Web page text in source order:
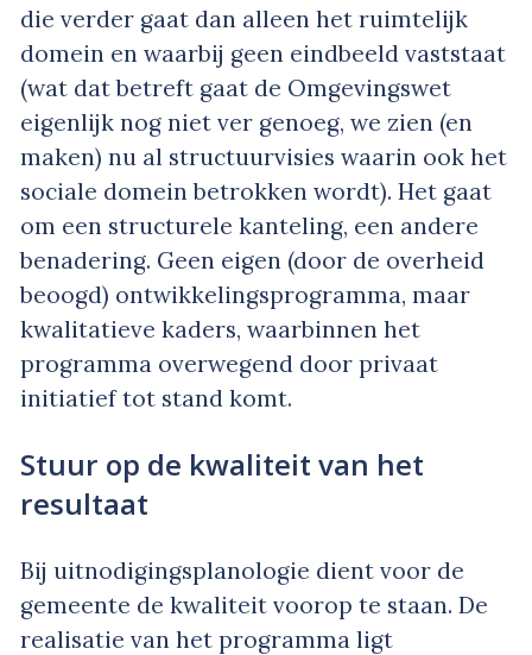
die verder gaat dan alleen het ruimtelijk
domein en waarbij geen eindbeeld vaststaat
(wat dat betreft gaat de Omgevingswet
eigenlijk nog niet ver genoeg, we zien (en
maken) nu al structuurvisies waarin ook het
sociale domein betrokken wordt). Het gaat
om een structurele kanteling, een andere
benadering. Geen eigen (door de overheid
beoogd) ontwikkelingsprogramma, maar
kwalitatieve kaders, waarbinnen het
programma overwegend door privaat
initiatief tot stand komt.
Stuur op de kwaliteit van het
resultaat
Bij uitnodigingsplanologie dient voor de
gemeente de kwaliteit voorop te staan. De
realisatie van het programma ligt